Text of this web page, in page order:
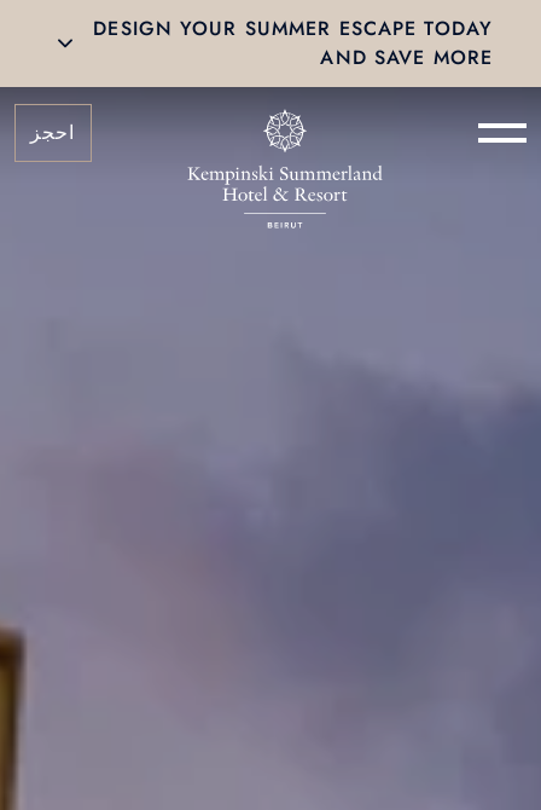
DESIGN YOUR SUMMER ESCAPE TODAY
AND SAVE MORE
احجز